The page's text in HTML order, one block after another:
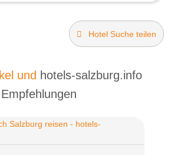
Hotel Suche teilen
und hotels-salzburg.info
Empfehlungen